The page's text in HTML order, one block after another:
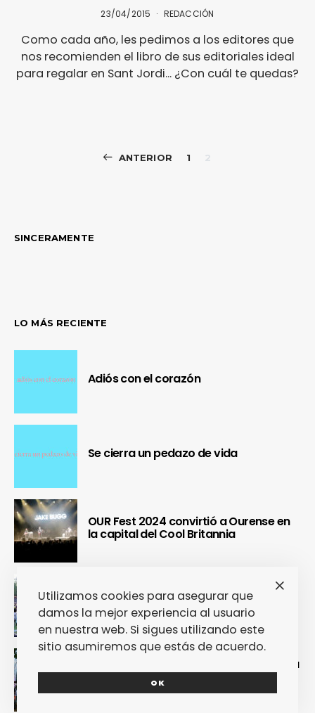
23/04/2015 REDACCIÓN
Como cada año, les pedimos a los editores que
nos recomienden el libro de sus editoriales ideal
para regalar en Sant Jordi... ¿Con cuál te quedas?
Paginación
ANTERIOR 1 2
SINCERAMENTE
LO MÁS RECIENTE
Adiós con el corazón
Se cierra un pedazo de vida
OUR Fest 2024 convirtió a Ourense en
la capital del Cool Britannia
Nuestra crónica confirma que Paredes
de Coura 2024 no fue un festival, sino
un Couraíso
Nuestra crónica del Sinsal 2024 prueba
que fue la edición más internacional y
sostenible del festival
Utilizamos cookies para asegurar que
damos la mejor experiencia al usuario
en nuestra web. Si sigues utilizando este
sitio asumiremos que estás de acuerdo.
OK